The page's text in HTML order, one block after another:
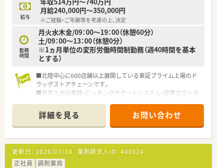
給与
月給240,000円～350,000円
※ご経験・ご年齢等を考慮の上、決定
勤務
時間
月火水木金/09：00～19：00（休憩60分）
土/09：00～13：00（休憩0分）
※1ヵ月単位の変形労働時間制勤務（週40時間を基本
とする）
■北陸中心に600店舗以上展開している東証プライム上場のド
ラッグストアチェーンです。
■音声入力の薬歴・ピッキングサポートシステム・投薬カウンタ
ます。
■有給取得率も全社員平均で約80％近くまで取得されておりま
すし、年間で一回7連休もしくは4連休を2回取得できる『リフレ
ッシュ制度』もございます。
詳細を見る お問い合わせ
更新日： 2026/07/08 薬剤師求人ID： 408524
正社員
調剤薬局